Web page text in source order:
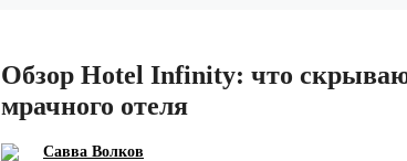
Обзор Hotel Infinity: что
мрачного отеля
Савва Волков